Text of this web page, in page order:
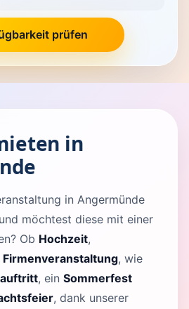
prüfen
in
in Angermünde
möchtest diese mit einer
Ob Hochzeit,
Firmenveranstaltung, wie
, ein Sommerfest
, dank unserer